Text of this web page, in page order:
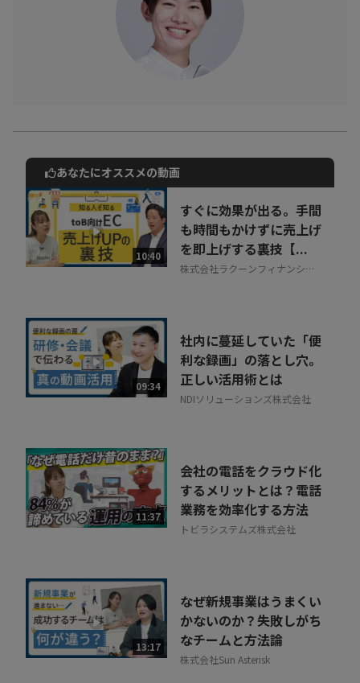
動画でご紹介しているサービスについて
お気軽にご相談・ご質問いただけます！
30秒でお申し込み可能
相談を希望する 無料
あなたにオススメの動画
10:40
すぐに効果が出る。手間
も時間もかけずに売上げ
を即上げする裏技【...
株式会社ラクーンフィナンシャ
09:34
社内に蔓延していた「便
利な録画」の落とし穴。
正しい活用術とは
NDIソリューションズ株式会社
11:37
会社の電話をクラウド化
するメリットとは？電話
業務を効率化する方法
トビラシステムズ株式会社
13:17
なぜ新規事業はうまくい
かないのか？失敗しがち
なチームと方法論
株式会社Sun Asterisk